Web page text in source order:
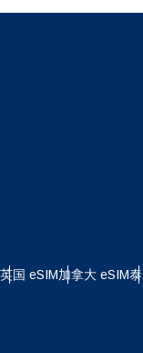
provide you with a
英国 eSIM加拿大 eSIM